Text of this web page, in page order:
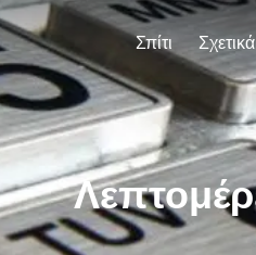
Σπίτι